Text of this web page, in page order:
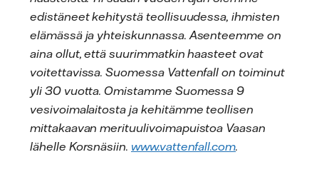
edistäneet kehitystä teollisuudessa, ihmisten
elämässä ja yhteiskunnassa. Asenteemme on
aina ollut, että suurimmatkin haasteet ovat
voitettavissa. Suomessa Vattenfall on toiminut
yli 30 vuotta. Omistamme Suomessa 9
vesivoimalaitosta ja kehitämme teollisen
mittakaavan merituulivoimapuistoa Vaasan
lähelle Korsnäsiin. www.vattenfall.com.